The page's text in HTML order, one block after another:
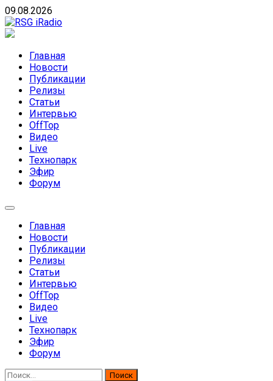
Skip
to
content
09.08.2026
направлений без возрастных ограничений
Главная
Новости
Публикации
Релизы
Статьи
Интервью
OffTop
Видео
Live
Технопарк
Эфир
Форум
Главная
Новости
Публикации
Релизы
Статьи
Интервью
OffTop
Видео
Live
Технопарк
Эфир
Форум
Найти: